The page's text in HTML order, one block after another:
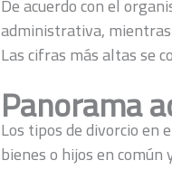
administrativa,
Las cifras más altas se
Panorama
Los tipos de divorcio en
bienes o hijos en